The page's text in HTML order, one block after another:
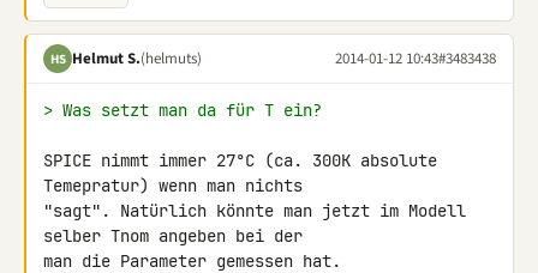
HS Helmut S.(helmuts) 2014-01-12 10:43#3483438
> Was setzt man da für T ein?
SPICE nimmt immer 27°C (ca. 300K absolute
Temepratur) wenn man nichts
"sagt". Natürlich könnte man jetzt im Modell
selber Tnom angeben bei der
man die Parameter gemessen hat.